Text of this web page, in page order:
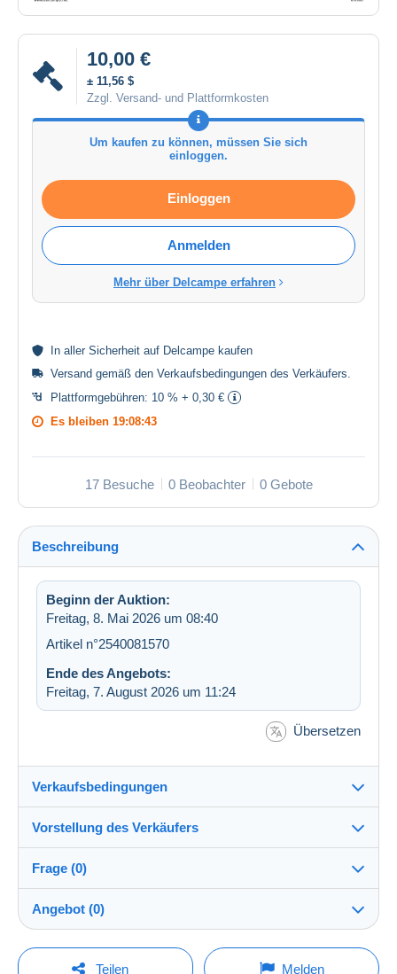
10,00 €
± 11,56 $
Zzgl. Versand- und Plattformkosten
Um kaufen zu können, müssen Sie sich
einloggen.
Einloggen
Anmelden
Mehr über Delcampe erfahren
In aller Sicherheit auf Delcampe kaufen
Versand gemäß den Verkaufsbedingungen des Verkäufers
Plattformgebühren: 10 % + 0,30 €
Es bleiben 19:08:43
17 Besuche 0 Beobachter 0 Gebote
Beschreibung
Beginn der Auktion:
Freitag, 8. Mai 2026 um 08:40
Artikel n°2540081570
Ende des Angebots:
Freitag, 7. August 2026 um 11:24
Übersetzen
Verkaufsbedingungen
Versand nach:
Die Liste der Länder einsehen
Versand:
Vorkasse
Zu Lasten des Käufers
Vorstellung des Verkäufers
krk966100%(11328x)
Shop
Frage (0)
Um eine Frage stellen zu können, müssen Sie
Angebot (0)
Der Verkauf wird um eine Minute verlängert, wenn
weniger als eine Minute vor Ablauf der Frist ein
Teilen Melden